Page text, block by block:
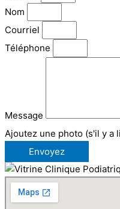
Nom
Courriel
Téléphone
Message
Ajoutez une photo (s'il y a
Envoyez